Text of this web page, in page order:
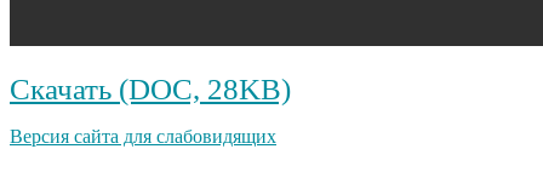
Скачать (DOC, 28KB)
Версия сайта для слабовидящих